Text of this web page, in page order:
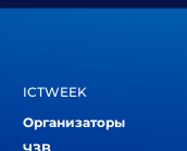
ICTWEEK
Организаторы